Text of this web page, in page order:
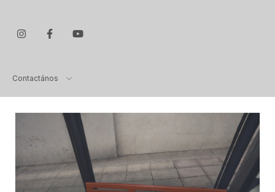
Contactános
Copyright Evangelina Bomparola - 2026. Todos los derechos
Defensa de las y los consumidores. Para reclamos ingresá acá.